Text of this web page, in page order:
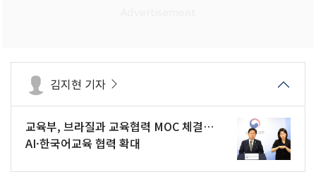
김지현 기자
교육부, 브라질과 교육협력 MOC 체결…
AI·한국어교육 협력 확대